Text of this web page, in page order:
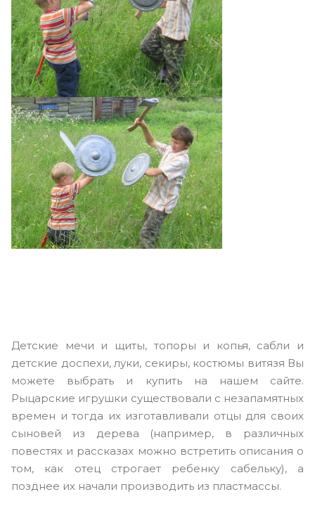
Детские мечи и щиты, топоры и копья, сабли и
детские доспехи, луки, секиры, костюмы витязя Вы
можете выбрать и купить на нашем сайте.
Рыцарские игрушки существовали с незапамятных
времен и тогда их изготавливали отцы для своих
сыновей из дерева (например, в различных
повестях и рассказах можно встретить описания о
том, как отец строгает ребенку сабельку), а
позднее их начали производить из пластмассы.